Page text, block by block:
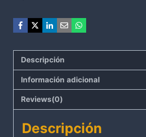
Descripción
Información adicional
Reviews(0)
Descripción